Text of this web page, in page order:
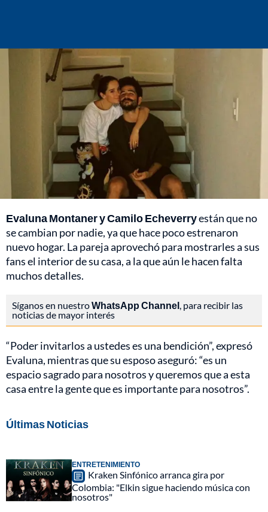
Evaluna Montaner y Camilo Echeverryestán que no
se cambian por nadie, ya que hace poco estrenaron
nuevo hogar. La pareja aprovechó para mostrarles a sus
fans el interior de su casa, a la que aún le hacen falta
muchos detalles.
Síganos en nuestroWhatsApp Channel, para recibir las
noticias de mayor interés
“Poder invitarlos a ustedes es una bendición”, expresó
Evaluna, mientras que su esposo aseguró: “es un
espacio sagrado para nosotros y queremos que a esta
casa entre la gente que es importante para nosotros”.
Últimas Noticias
ENTRETENIMIENTO
Kraken Sinfónico arranca gira por
Colombia: "Elkin sigue haciendo música con
nosotros"